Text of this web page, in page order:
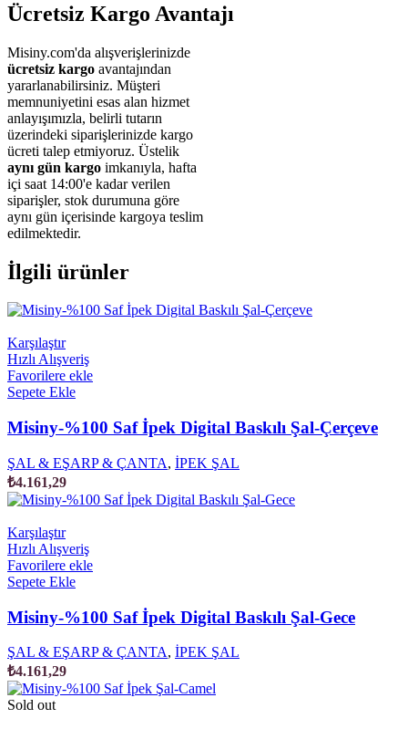
Ücretsiz Kargo Avantajı
Misiny.com'da alışverişlerinizde
ücretsiz kargo avantajından
yararlanabilirsiniz. Müşteri
memnuniyetini esas alan hizmet
anlayışımızla, belirli tutarın
üzerindeki siparişlerinizde kargo
ücreti talep etmiyoruz. Üstelik
aynı gün kargo imkanıyla, hafta
içi saat 14:00'e kadar verilen
siparişler, stok durumuna göre
aynı gün içerisinde kargoya teslim
edilmektedir.
İlgili ürünler
Karşılaştır
Hızlı Alışveriş
Favorilere ekle
Sepete Ekle
Misiny-%100 Saf İpek Digital Baskılı Şal-Çerçeve
ŞAL & EŞARP & ÇANTA, İPEK ŞAL
₺4.161,29
Karşılaştır
Hızlı Alışveriş
Favorilere ekle
Sepete Ekle
Misiny-%100 Saf İpek Digital Baskılı Şal-Gece
ŞAL & EŞARP & ÇANTA, İPEK ŞAL
₺4.161,29
Sold out